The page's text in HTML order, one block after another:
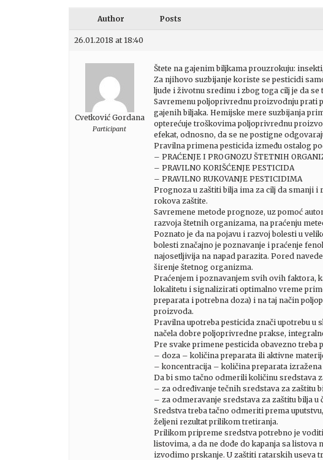
Author Posts
26.01.2018 at 18:40
Cvetković Gordana
Participant
Štete na gajenim biljkama prouzrokuju:
Za njihovo suzbijanje koriste se pesticidi
ljude i životnu sredinu i zbog toga cilj je da
Savremenu poljoprivrednu proizvodnju prati
gajenih biljaka. Hemijske mere suzbijanja
opterećuje troškovima poljoprivrednu
efekat, odnosno, da se ne postigne
Pravilna primena pesticida između ostalog
– PRAĆENJE I PROGNOZU ŠTETNIH
– PRAVILNO KORIŠĆENJE PESTICIDA
– PRAVILNO RUKOVANJE PESTICIDIMA
Prognoza u zaštiti bilja ima za cilj da smanji
rokova zaštite.
Savremene metode prognoze, uz pomoć
razvoja štetnih organizama, na praćenju
Poznato je da na pojavu i razvoj bolesti u
bolesti značajno je poznavanje i praćenje
najosetljivija na napad parazita. Pored
širenje štetnog organizma.
Praćenjem i poznavanjem svih ovih faktora,
lokalitetu i signalizirati optimalno vreme
preparata i potrebna doza) i na taj način
proizvoda.
Pravilna upotreba pesticida znači upotrebu u
načela dobre poljoprivredne prakse,
Pre svake primene pesticida obavezno treba
– doza – količina preparata ili aktivne
– koncentracija – količina preparata izražena
Da bi smo tačno odmerili količinu sredstava
– za određivanje tečnih sredstava za zaštitu
– za odmeravanje sredstava za zaštitu bilja u
Sredstva treba tačno odmeriti prema
željeni rezultat prilikom tretiranja.
Prilikom pripreme sredstva potrebno je voditi
listovima, a da ne dođe do kapanja sa
izvodimo prskanje. U zaštiti ratarskih useva